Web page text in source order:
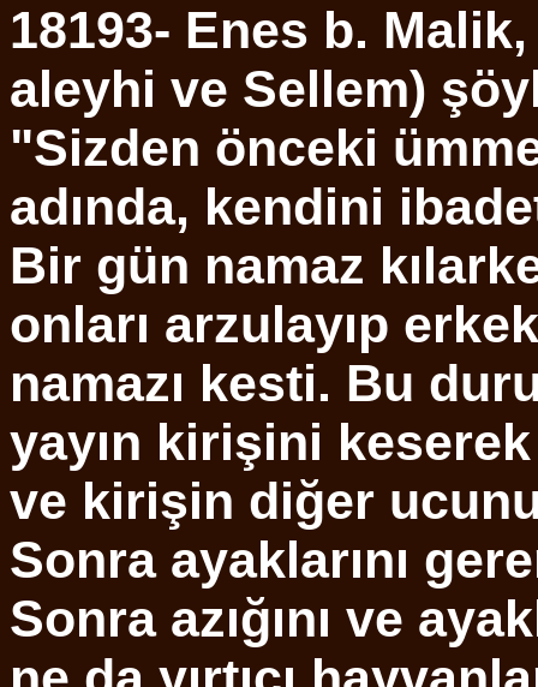
18193- Enes b.
aleyhi ve Sellem)
"Sizden önceki
adında, kendini
Bir gün namaz
onları arzulayıp
namazı kesti. Bu
yayın kirişini keserek
ve kirişin diğer ucunu
Sonra ayaklarını
Sonra azığını ve